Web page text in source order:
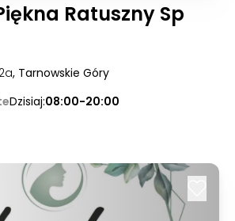
Ratuszny Sp
, Tarnowskie Góry
Dzisiaj:08:00-20:00